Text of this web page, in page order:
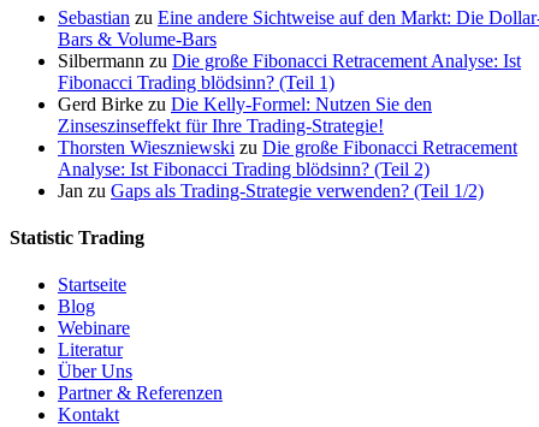
Sebastian zu Eine andere Sichtweise auf den Markt: Die
Bars & Volume-Bars
Silbermann zu Die große Fibonacci Retracement Analyse: Ist
Fibonacci Trading blödsinn? (Teil 1)
Gerd Birke zu Die Kelly-Formel: Nutzen Sie den
Zinseszinseffekt für Ihre Trading-Strategie!
Thorsten Wieszniewski zu Die große Fibonacci Retracement
Analyse: Ist Fibonacci Trading blödsinn? (Teil 2)
Jan zu Gaps als Trading-Strategie verwenden? (Teil 1/2)
Statistic Trading
Startseite
Blog
Webinare
Literatur
Über Uns
Partner & Referenzen
Kontakt